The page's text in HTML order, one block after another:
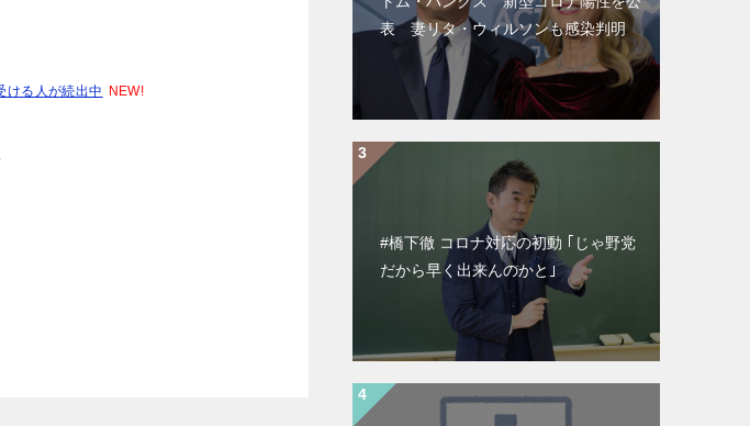
る人が続出中
NEW!
表 妻リタ・ウィルソンも感染判明
#橋下徹 コロナ対応の初動 ｢じゃ野党
だから早く出来んのかと｣